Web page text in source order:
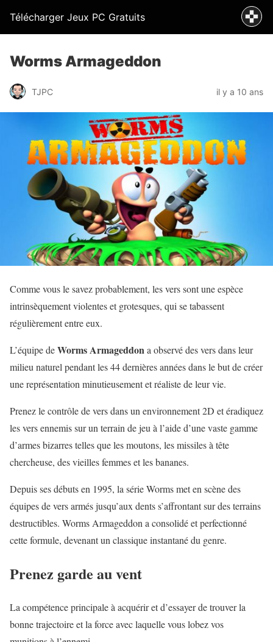
Télécharger Jeux PC Gratuits
Worms Armageddon
TJPC il y a 10 ans
Comme vous le savez probablement, les vers sont une espèce
intrinsèquement violentes et grotesques, qui se tabassent
régulièrement entre eux.
L’équipe deWorms Armageddona observé des vers dans leur
milieu naturel pendant les 44 dernières années dans le but de créer
une représentation minutieusement et réaliste de leur vie.
Prenez le contrôle de vers dans un environnement 2D et éradiquez
les vers ennemis sur un terrain de jeu à l’aide d’une vaste gamme
d’armes bizarres telles que les moutons, les missiles à tête
chercheuse, des vieilles femmes et les bananes.
Depuis ses débuts en 1995, la série Worms met en scène des
équipes de vers armés jusqu’aux dents s’affrontant sur des terrains
destructibles. Worms Armageddon a consolidé et perfectionné
cette formule, devenant un classique instantané du genre.
Prenez garde au vent
La compétence principale à acquérir et d’essayer de trouver la
bonne trajectoire et la force avec laquelle vous lobez vos